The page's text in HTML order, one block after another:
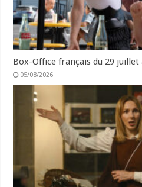
Box-Office français du 29 juillet
05/08/2026